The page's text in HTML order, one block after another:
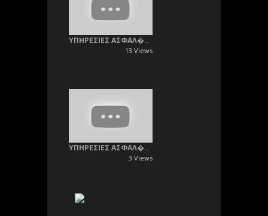
ΥΠΗΡΕΣΙΕΣ ΑΣΦΑΛ�..
13 Views
ΥΠΗΡΕΣΙΕΣ ΑΣΦΑΛ�..
3 Views